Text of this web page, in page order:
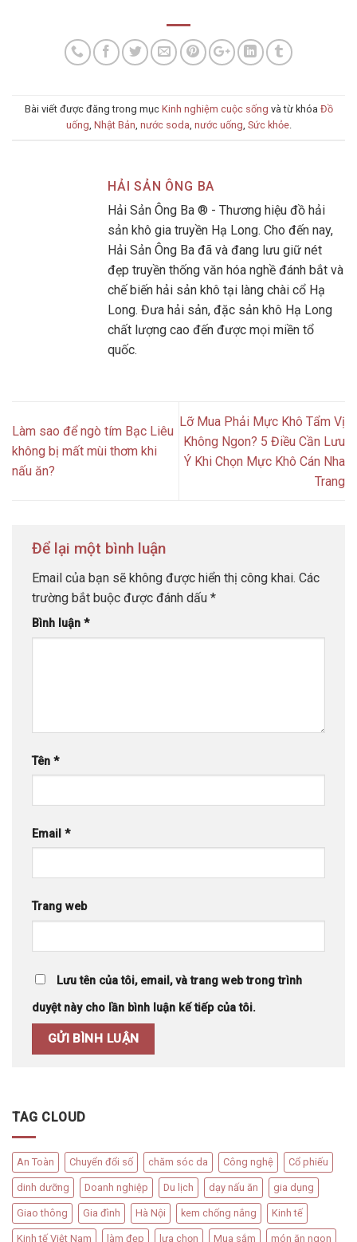
Bài viết được đăng trong mục Kinh nghiệm cuộc sống và từ khóa Đồ
uống Nhật Bản nước soda nước uống Sức khỏe.
HẢI SẢN ÔNG BA
Hải Sản Ông Ba ® - Thương hiệu đồ hải
sản khô gia truyền Hạ Long. Cho đến nay,
Hải Sản Ông Ba đã và đang lưu giữ nét
đẹp truyền thống văn hóa nghề đánh bắt và
chế biến hải sản khô tại làng chài cổ Hạ
Long. Đưa hải sản, đặc sản khô Hạ Long
chất lượng cao đến được mọi miền tổ
quốc.
Làm sao để ngò tím Bạc Liêu
không bị mất mùi thơm khi
nấu ăn?
Lỡ Mua Phải Mực Khô Tẩm Vị
Không Ngon? 5 Điều Cần Lưu
Ý Khi Chọn Mực Khô Cán Nha
Trang
Để lại một bình luận
Email của bạn sẽ không được hiển thị công khai. Các
trường bắt buộc được đánh dấu *
Bình luận *
Tên *
Email *
Trang web
Lưu tên của tôi, email, và trang web trong trình
duyệt này cho lần bình luận kế tiếp của tôi.
TAG CLOUD
An Toàn Chuyển đổi số chăm sóc da Công nghệ Cổ phiếu
dinh dưỡng Doanh nghiệp Du lịch dạy nấu ăn gia dụng
Giao thông Gia đình Hà Nội kem chống nắng Kinh tế
Kinh tế Việt Nam làm đẹp lựa chọn Mua sắm món ăn ngon